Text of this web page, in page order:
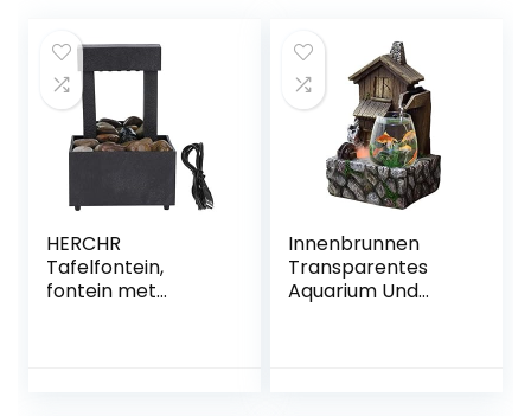
HERCHR
Tafelfontein,
fontein met
Innenbrunnen
Transparentes
Aquarium Und